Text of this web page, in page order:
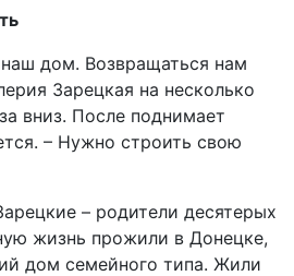
наш дом. Возвращаться нам
Зарецкая на несколько
вниз. После поднимает
– Нужно строить свою
– родители десятерых
жизнь прожили в Донецке,
дом семейного типа. Жили